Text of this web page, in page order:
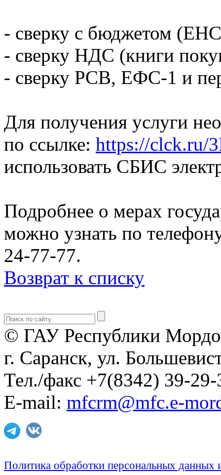
- сверку с бюджетом
- сверку НДС (книги
- сверку РСВ, ЕФС-1 и
Для получения услуги
по ссылке: https://clck.ru/
использовать СБИС
Подробнее о мерах
можно узнать по
24-77-77.
Возврат к списку
© ГАУ Республики
г. Саранск, ул.
Тел./факс +7(8342) 39-29-
E-mail: mfcrm@mfc.e-
Политика обработки персональных